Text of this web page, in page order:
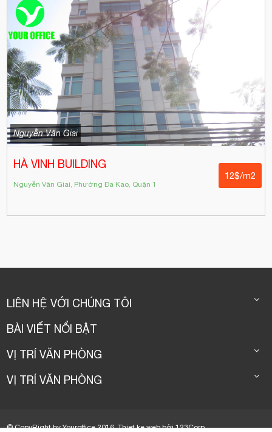
Nguyễn Văn Giai
HÀ VINH BUILDING
Nguyễn Văn Giai, Phường Đa Kao, Quận 1
12$/m2
LIÊN HỆ VỚI CHÚNG TÔI
BÀI VIẾT NỔI BẬT
VỊ TRÍ VĂN PHÒNG
VỊ TRÍ VĂN PHÒNG
© CopyRight by Youroffice 2016.Thiet ke webbởi123Corp